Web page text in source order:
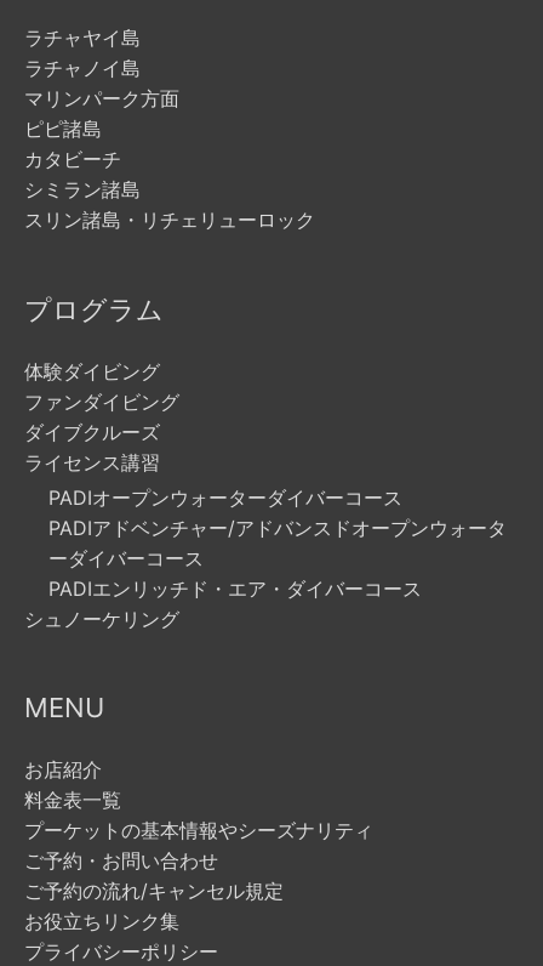
ラチャヤイ島
ラチャノイ島
マリンパーク方面
ピピ諸島
カタビーチ
シミラン諸島
スリン諸島・リチェリューロック
プログラム
体験ダイビング
ファンダイビング
ダイブクルーズ
ライセンス講習
PADIオープンウォーターダイバーコース
PADIアドベンチャー/アドバンスドオープンウォータ
ーダイバーコース
PADIエンリッチド・エア・ダイバーコース
シュノーケリング
MENU
お店紹介
料金表一覧
プーケットの基本情報やシーズナリティ
ご予約・お問い合わせ
ご予約の流れ/キャンセル規定
お役立ちリンク集
プライバシーポリシー